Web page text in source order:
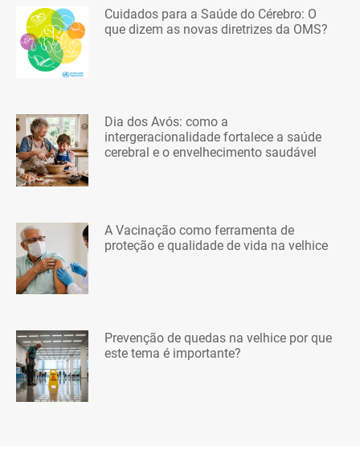
Cuidados para a Saúde do Cérebro: O
que dizem as novas diretrizes da OMS?
Dia dos Avós: como a
intergeracionalidade fortalece a saúde
cerebral e o envelhecimento saudável
A Vacinação como ferramenta de
proteção e qualidade de vida na velhice
Prevenção de quedas na velhice por que
este tema é importante?